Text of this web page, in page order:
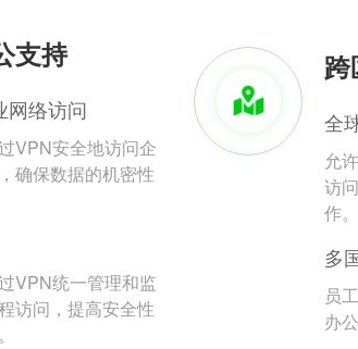
支持
网络访问
VPN安全地访问企
确保数据的机密性
VPN统一管理和监
访问，提高安全性
全
允
访
作。
多
员
办